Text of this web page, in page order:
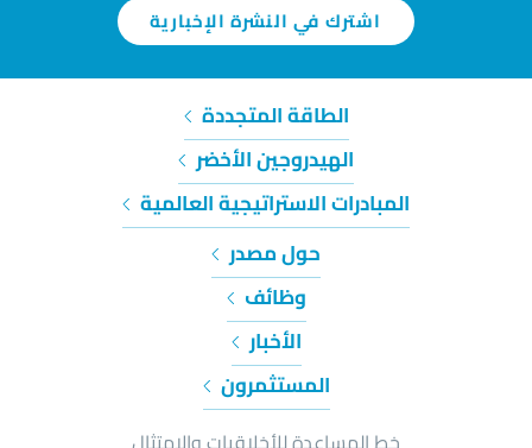
اشترك في النشرة الإخبارية
الطاقة المتجددة
الهيدروجين الأخضر
المبادرات الاستراتيجية العالمية
حول مصدر
وظائف
الأخبار
المستثمرون